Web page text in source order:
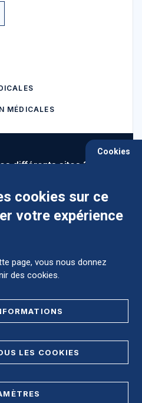
MÉDICALES
différents sites ?
hospitalisation ?
DE SITE
Cookies
cookies sur ce
votre expérience
page, vous nous donnez
des cookies.
LES COOKIES